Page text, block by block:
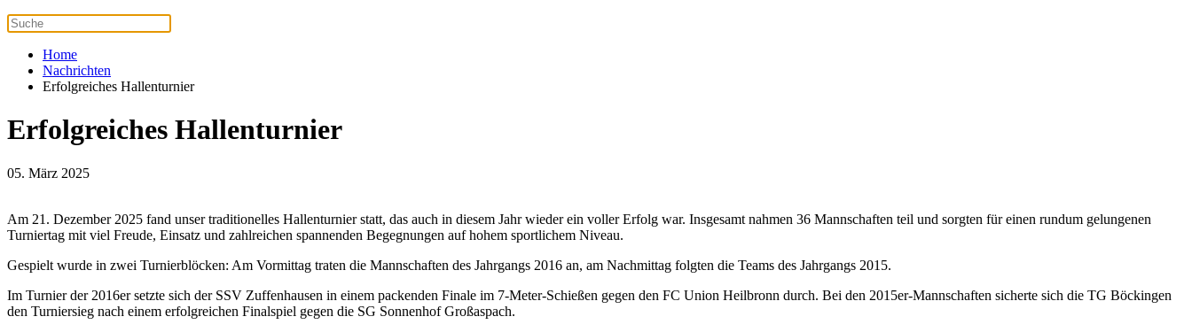
Home
Nachrichten
Erfolgreiches Hallenturnier
Erfolgreiches Hallenturnier
05. März 2025
Am 21. Dezember 2025 fand unser traditionelles Hallenturnier statt, das auch in diesem Jahr wieder ein voller Erfolg war. Insgesamt nahmen 36 Mannschaften teil und sorgten für einen rundum gelungenen
Turniertag mit viel Freude, Einsatz und zahlreichen spannenden Begegnungen auf hohem sportlichem Niveau.
Gespielt wurde in zwei Turnierblöcken: Am Vormittag traten die Mannschaften des Jahrgangs 2016 an, am Nachmittag folgten die Teams des Jahrgangs 2015.
Im Turnier der 2016er setzte sich der SSV Zuffenhausen in einem packenden Finale im 7-Meter-Schießen gegen den FC Union Heilbronn durch. Bei den 2015er-Mannschaften sicherte sich die TG Böckingen
den Turniersieg nach einem erfolgreichen Finalspiel gegen die SG Sonnenhof Großaspach.